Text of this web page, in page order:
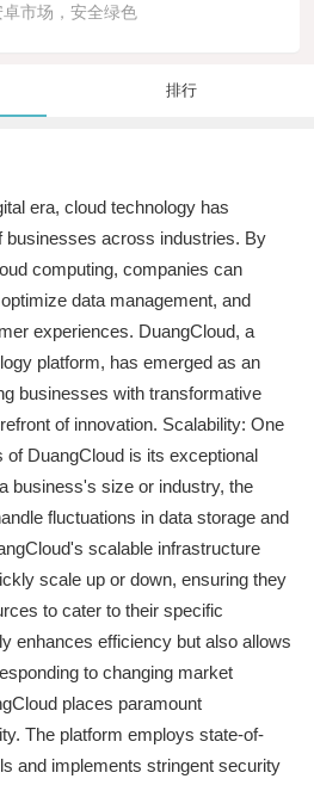
卓市场，安全绿色
排行
era, cloud technology has
businesses across industries. By
computing, companies can
data management, and
experiences. DuangCloud, a
platform, has emerged as an
businesses with transformative
of innovation. Scalability: One
DuangCloud is its exceptional
business's size or industry, the
fluctuations in data storage and
scalable infrastructure
scale up or down, ensuring they
to cater to their specific
enhances efficiency but also allows
to changing market
places paramount
The platform employs state-of-
and implements stringent security